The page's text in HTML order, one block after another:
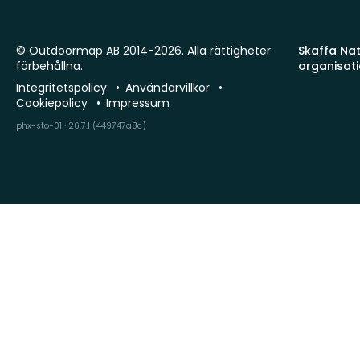
Skaffa
© Outdoormap AB 2014-2026. Alla rättigheter
förbehållna.
Integritetspolicy
Användarvillkor
Cookiepolicy
Impressum
phx-sto-01 · 26.7.1 (449747a8c)